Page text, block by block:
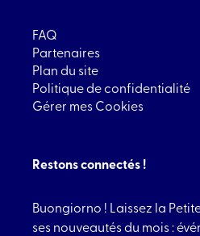
FAQ
Partenaires
Plan du site
Politique de confidentialité
Gérer mes Cookies
Restons connectés !
Buongiorno ! Laissez la
ses nouveautés du mois :